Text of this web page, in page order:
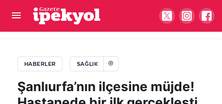
HABERLER SAĞLIK
Şanlıurfa’nın ilçesine müjde!
Urfa'nın kavurucu sıcağında gizli tehlike! Uzman